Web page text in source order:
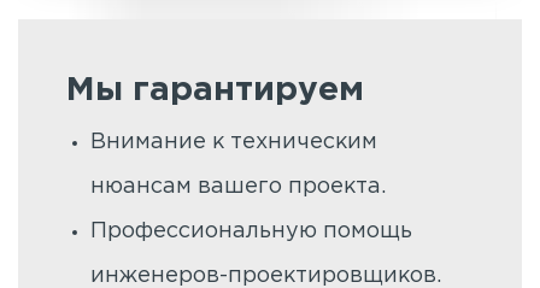
Мы гарантируем
Внимание к техническим
нюансам вашего проекта.
Профессиональную помощь
инженеров-проектировщиков.